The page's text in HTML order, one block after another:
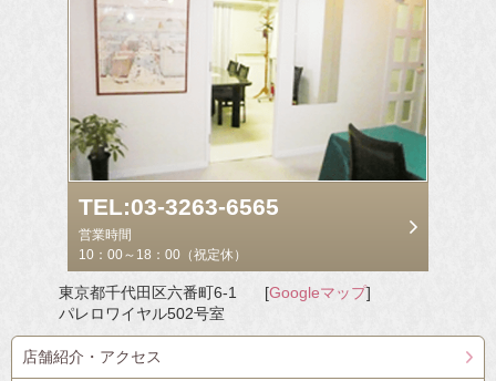
TEL:03-3263-6565
営業時間
10：00～18：00（祝定休）
東京都千代田区六番町6-1
パレロワイヤル502号室
[Googleマップ]
店舗紹介・アクセス